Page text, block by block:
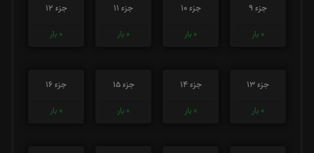
جزء 9
0 بار
جزء 10
0 بار
جزء 11
0 بار
جزء 12
0 بار
جزء 13
0 بار
جزء 14
0 بار
جزء 15
0 بار
جزء 16
0 بار